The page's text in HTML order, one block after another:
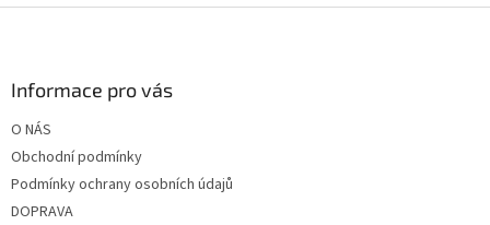
Informace pro vás
O NÁS
Obchodní podmínky
Podmínky ochrany osobních údajů
DOPRAVA